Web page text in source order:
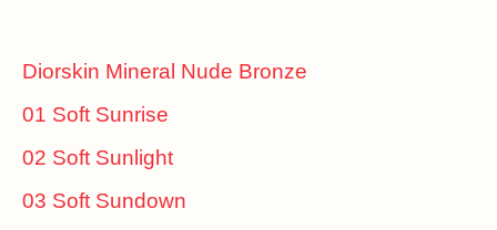
Diorskin Mineral Nude Bronze
01 Soft Sunrise
02 Soft Sunlight
03 Soft Sundown